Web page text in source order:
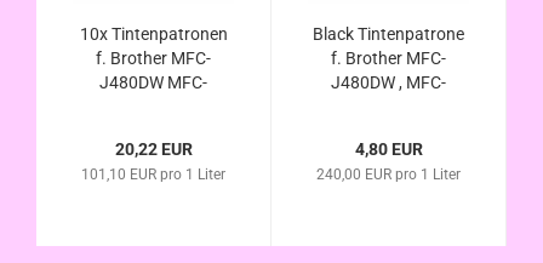
10x Tintenpatronen
f. Brother MFC-
J480DW MFC-
LC-223 LC-225 LC-
229 BK C M Y
20,22 EUR
101,10 EUR pro 1 Liter
Black Tintenpatrone
f. Brother MFC-
J480DW , MFC-
LC-223Bk , LC-227Bk
, LC-229Bk
4,80 EUR
240,00 EUR pro 1 Liter